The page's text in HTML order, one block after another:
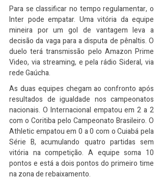
Para se classificar no tempo regulamentar, o
Inter pode empatar. Uma vitória da equipe
mineira por um gol de vantagem leva a
decisão da vaga para a disputa de pênaltis. O
duelo terá transmissão pelo Amazon Prime
Video, via streaming, e pela rádio Sideral, via
rede Gaúcha.
As duas equipes chegam ao confronto após
resultados de igualdade nos campeonatos
nacionais. O Internacional empatou em 2 a 2
com o Coritiba pelo Campeonato Brasileiro. O
Athletic empatou em 0 a 0 com o Cuiabá pela
Série B, acumulando quatro partidas sem
vitória na competição. A equipe soma 10
pontos e está a dois pontos do primeiro time
na zona de rebaixamento.